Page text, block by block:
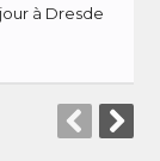
à Dresde